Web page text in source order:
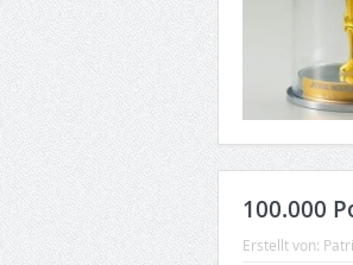
100.000
Erstellt von: